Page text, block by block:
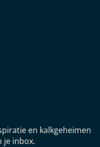
en kalkgeheimen
je inbox.